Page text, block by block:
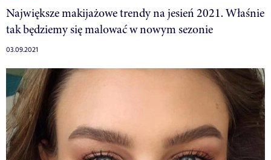
Największe makijażowe trendy na jesień 2021. Właśnie
tak będziemy się malować w nowym sezonie
03.09.2021